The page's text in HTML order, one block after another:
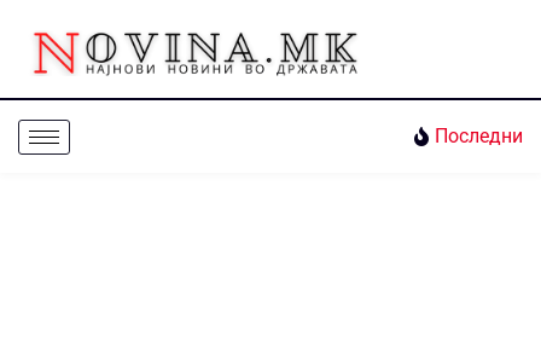
Последни